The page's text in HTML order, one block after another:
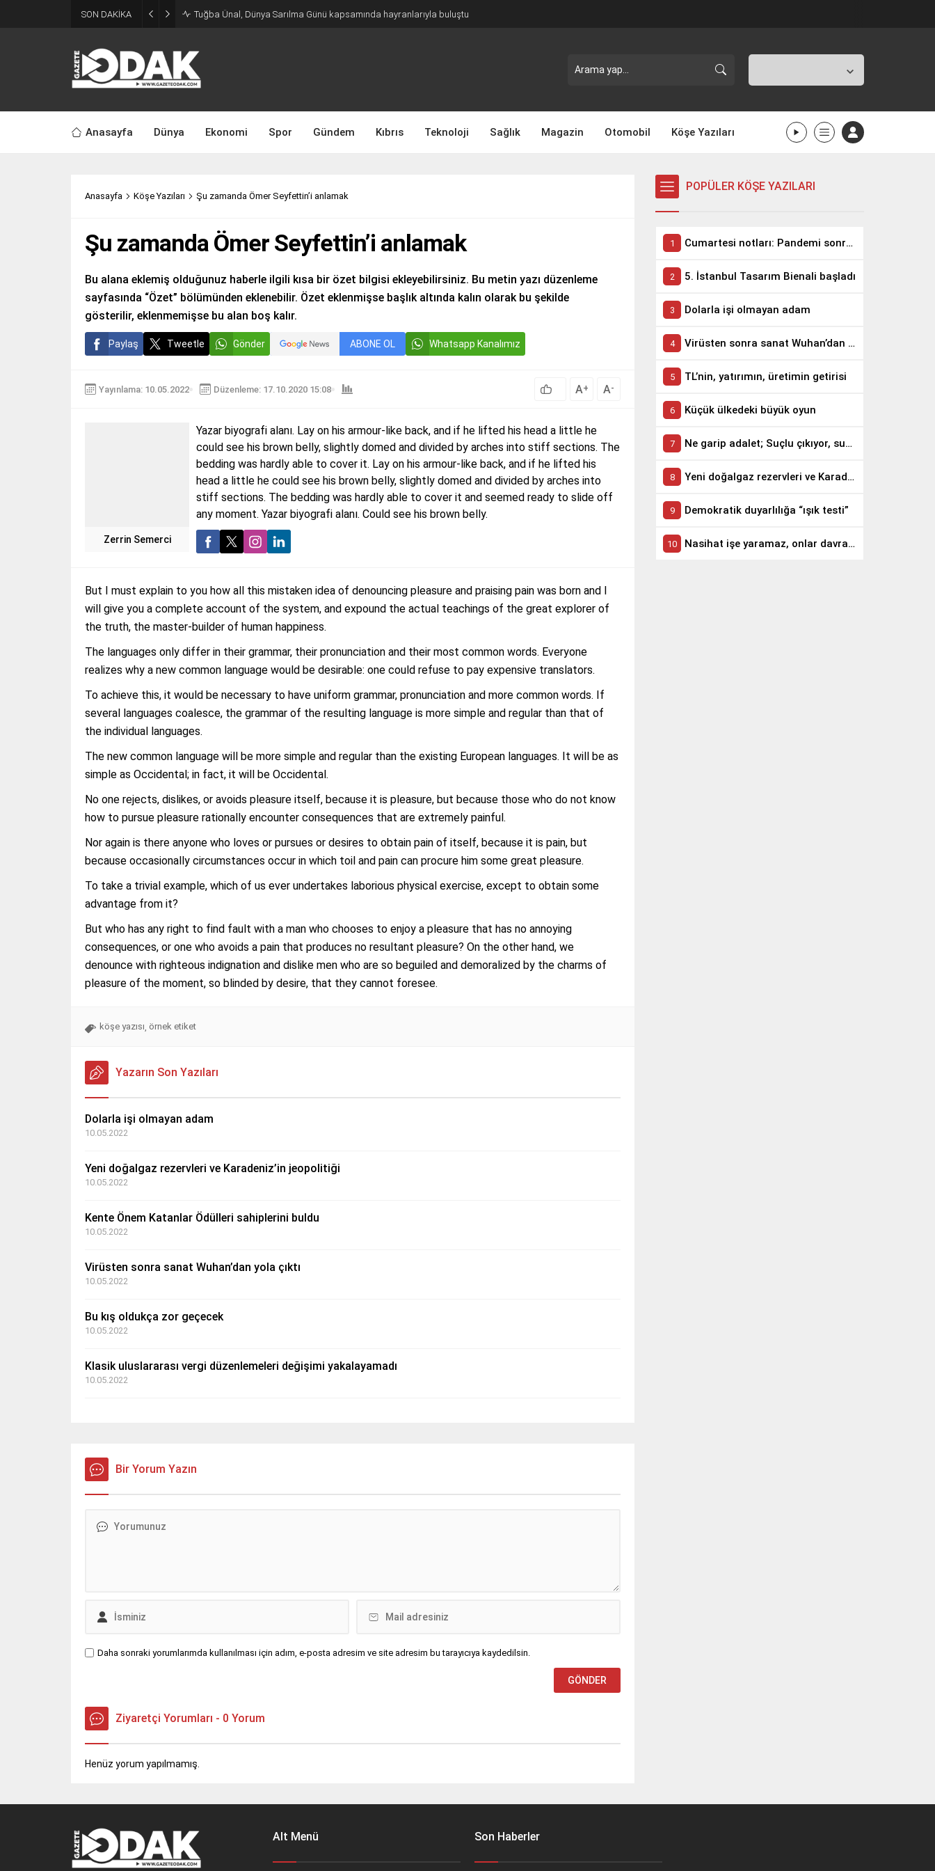
SON DAKİKA Tuğba Ünal, Dünya Sarılma Günü kapsamında hayranlarıyla buluştu
Anasayfa Dünya Ekonomi Spor Gündem Kıbrıs Teknoloji Sağlık Magazin Otomobil Köşe Yazıları
Anasayfa Köşe Yazıları Şu zamanda Ömer Seyfettin’i anlamak
Şu zamanda Ömer Seyfettin’i anlamak
Bu alana eklemiş olduğunuz haberle ilgili kısa bir özet bilgisi ekleyebilirsiniz. Bu metin yazı düzenleme
sayfasında “Özet” bölümünden eklenebilir. Özet eklenmişse başlık altında kalın olarak bu şekilde
gösterilir, eklenmemişse bu alan boş kalır.
Paylaş Tweetle Gönder ABONE OL Whatsapp Kanalımız
Yayınlama: 10.05.2022 Düzenleme: 17.10.2020 15:08 A+ A-
Zerrin Semerci
Yazar biyografi alanı. Lay on his armour-like back, and if he lifted his head a little he
could see his brown belly, slightly domed and divided by arches into stiff sections. The
bedding was hardly able to cover it. Lay on his armour-like back, and if he lifted his
head a little he could see his brown belly, slightly domed and divided by arches into
stiff sections. The bedding was hardly able to cover it and seemed ready to slide off
any moment. Yazar biyografi alanı. Could see his brown belly.
But I must explain to you how all this mistaken idea of denouncing pleasure and praising pain was born and I
will give you a complete account of the system, and expound the actual teachings of the great explorer of
the truth, the master-builder of human happiness.
The languages only differ in their grammar, their pronunciation and their most common words. Everyone
realizes why a new common language would be desirable: one could refuse to pay expensive translators.
To achieve this, it would be necessary to have uniform grammar, pronunciation and more common words. If
several languages coalesce, the grammar of the resulting language is more simple and regular than that of
the individual languages.
The new common language will be more simple and regular than the existing European languages. It will be as
simple as Occidental; in fact, it will be Occidental.
No one rejects, dislikes, or avoids pleasure itself, because it is pleasure, but because those who do not know
how to pursue pleasure rationally encounter consequences that are extremely painful.
Nor again is there anyone who loves or pursues or desires to obtain pain of itself, because it is pain, but
because occasionally circumstances occur in which toil and pain can procure him some great pleasure.
To take a trivial example, which of us ever undertakes laborious physical exercise, except to obtain some
advantage from it?
But who has any right to find fault with a man who chooses to enjoy a pleasure that has no annoying
consequences, or one who avoids a pain that produces no resultant pleasure? On the other hand, we
denounce with righteous indignation and dislike men who are so beguiled and demoralized by the charms of
pleasure of the moment, so blinded by desire, that they cannot foresee.
köşe yazısı, örnek etiket
Yazarın Son Yazıları
Dolarla işi olmayan adam
10.05.2022
Yeni doğalgaz rezervleri ve Karadeniz’in jeopolitiği
10.05.2022
Kente Önem Katanlar Ödülleri sahiplerini buldu
10.05.2022
Virüsten sonra sanat Wuhan’dan yola çıktı
10.05.2022
Bu kış oldukça zor geçecek
10.05.2022
Klasik uluslararası vergi düzenlemeleri değişimi yakalayamadı
10.05.2022
Bir Yorum Yazın
Daha sonraki yorumlarımda kullanılması için adım, e-posta adresim ve site adresim bu tarayıcıya kaydedilsin.
Ziyaretçi Yorumları - 0 Yorum
Henüz yorum yapılmamış.
POPÜLER KÖŞE YAZILARI
Cumartesi notları: Pandemi sonrası takım elbise biter!
5. İstanbul Tasarım Bienali başladı
Dolarla işi olmayan adam
Virüsten sonra sanat Wuhan’dan yola çıktı
TL’nin, yatırımın, üretimin getirisi
Küçük ülkedeki büyük oyun
Ne garip adalet; Suçlu çıkıyor, suçsuz yatırıyor
Yeni doğalgaz rezervleri ve Karadeniz’in jeopolitiği
Demokratik duyarlılığa “ışık testi”
Nasihat işe yaramaz, onlar davranışa bakar
Alt Menü Son Haberler